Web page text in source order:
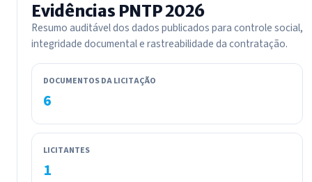
Evidências PNTP 2026
Resumo auditável dos dados publicados para controle social,
integridade documental e rastreabilidade da contratação.
DOCUMENTOS DA LICITAÇÃO
6
LICITANTES
1